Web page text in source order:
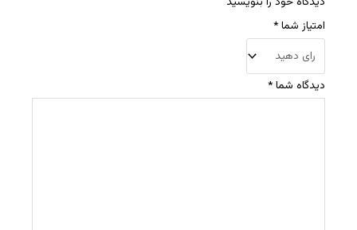
امتیاز شما*
دیدگاه شما*